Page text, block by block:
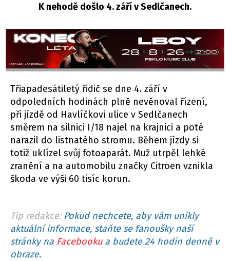
K nehodě došlo 4. září v Sedlčanech.
Třiapadesátiletý řidič se dne 4. září v
odpoledních hodinách plně nevěnoval řízení,
při jízdě od Havlíčkovi ulice v Sedlčanech
směrem na silnici I/18 najel na krajnici a poté
narazil do listnatého stromu. Během jízdy si
totiž uklízel svůj fotoaparát. Muž utrpěl lehké
zranění a na automobilu značky Citroen vznikla
škoda ve výši 60 tisíc korun.
Tip redakce: Pokud nechcete, aby vám unikly
aktuální informace, staňte se fanoušky naší
stránky na Facebookua budete 24 hodin denně v
obraze.